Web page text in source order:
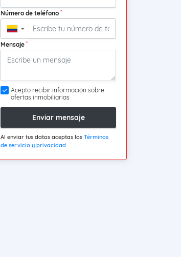
Número de teléfono *
▼
Mensaje *
Acepto recibir información sobre
ofertas inmobiliarias
Enviar mensaje
Al enviar tus datos aceptas los Términos
de servicio y privacidad